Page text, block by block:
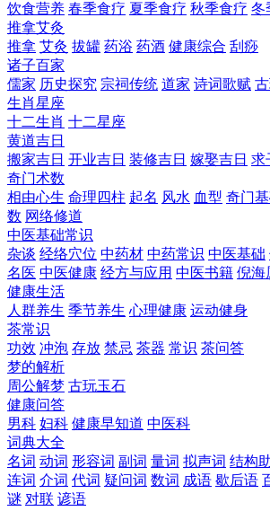
饮食营养 春季食疗 夏季食疗 秋季食疗 冬
推拿艾灸
推拿 艾灸 拔罐 药浴 药酒 健康综合 刮痧
诸子百家
儒家 历史探究 宗祠传统 道家 诗词歌赋
生肖星座
十二生肖 十二星座
黄道吉日
搬家吉日 开业吉日 装修吉日 嫁娶吉日 求
奇门术数
相由心生 命理四柱 起名 风水 血型 奇门
数 网络修道
中医基础常识
杂谈 经络穴位 中药材 中药常识 中医基础
名医 中医健康 经方与应用 中医书籍 倪海
健康生活
人群养生 季节养生 心理健康 运动健身
茶常识
功效 冲泡 存放 禁忌 茶器 常识 茶问答
梦的解析
周公解梦 古玩玉石
健康问答
男科 妇科 健康早知道 中医科
词典大全
名词 动词 形容词 副词 量词 拟声词 结构
连词 介词 代词 疑问词 数词 成语 歇后语
谜 对联 谚语